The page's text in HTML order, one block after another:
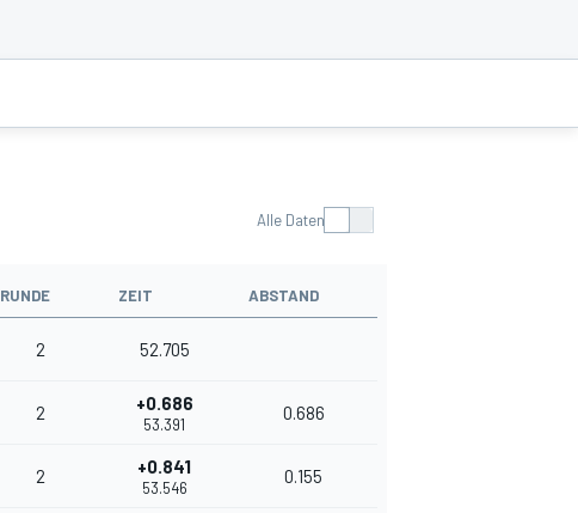
Alle Daten
RUNDE ZEIT ABSTAND
2 52.705
2 +0.686
53.391
0.686
2 +0.841
53.546
0.155